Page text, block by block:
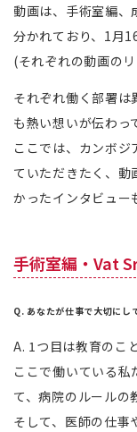
動画は、手術室編、
分かれており、1月
(それぞれの動画の
それぞれ働く部署は
も熱い想いが伝わっ
ここでは、カンボジ
ていただきたく、動
かったインタビュー
手術室編・Vat
Q. あなたが仕事で大切にし
A. 1つ目は教育のこ
ここで働いている私
て、病院のルールの
そして、医師の仕事